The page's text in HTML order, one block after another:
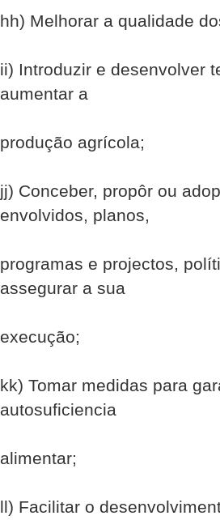
hh) Melhorar a qualidade
ii) Introduzir e desenvolver
aumentar a
produção agrícola;
jj) Conceber, propôr ou
envolvidos, planos,
programas e projectos,
assegurar a sua
execução;
kk) Tomar medidas para
auto­suficiencia
alimentar;
ll) Facilitar o